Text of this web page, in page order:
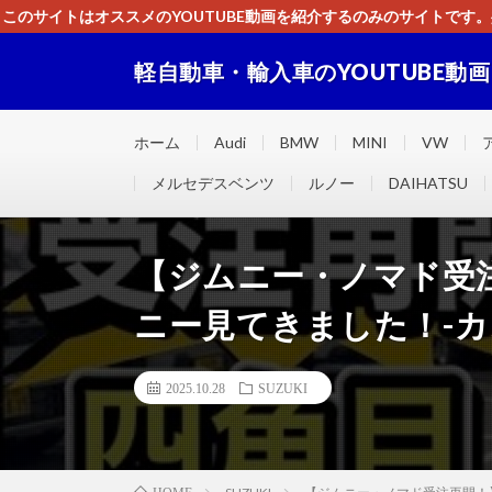
このサイトはオススメのYOUTUBE動画を紹介するのみのサイトです
軽自動車・輸入車のYOUTUBE動
ホーム Audi BMW MINI VW
メルセデスベンツ ルノー DAIHATSU
【ジムニー・ノマド受
ニー見てきました！-
2025.10.28 SUZUKI